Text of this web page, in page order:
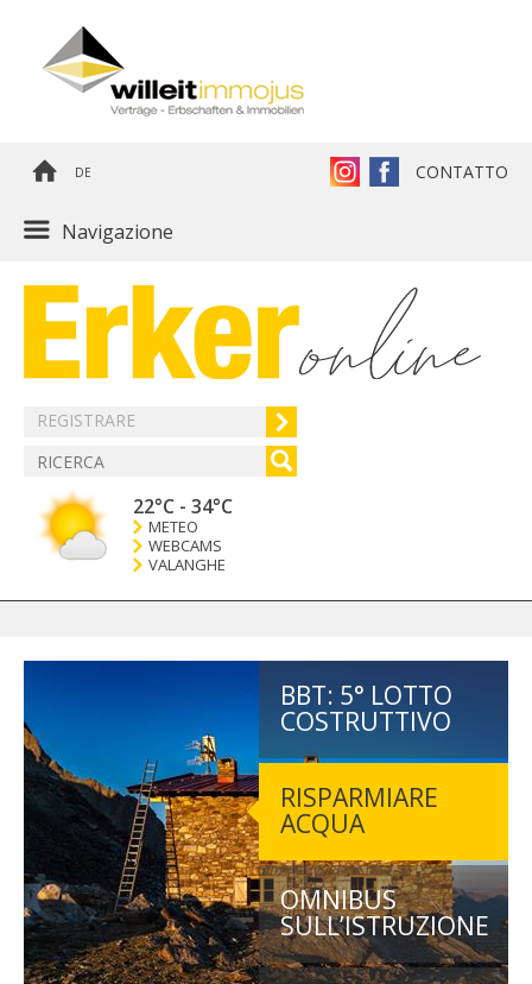
DE CONTATTO
Navigazione
REGISTRARE
22°C - 34°C
METEO
WEBCAMS
VALANGHE
BBT: 5° LOTTO
COSTRUTTIVO
RISPARMIARE
ACQUA
OMNIBUS
SULL’ISTRUZIONE